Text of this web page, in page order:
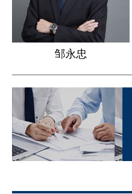
邹永忠